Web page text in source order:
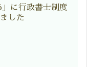
」に行政書士制度
した